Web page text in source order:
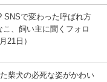
SNSで変わった呼ばれ方
、飼い主に聞くフォロ
21日）
柴犬の必死な姿がかわい